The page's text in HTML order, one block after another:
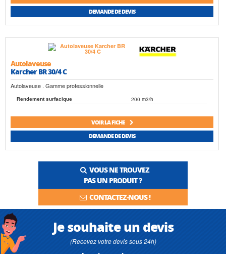
DEMANDE DE DEVIS
Autolaveuse
Karcher BR 30/4 C
Autolaveuse . Gamme professionnelle
Rendement surfacique 200 m3/h
VOIR LA FICHE
DEMANDE DE DEVIS
VOUS NE TROUVEZ
PAS UN PRODUIT ?
CONTACTEZ-NOUS !
Je souhaite un devis
(Recevez votre devis sous 24h)